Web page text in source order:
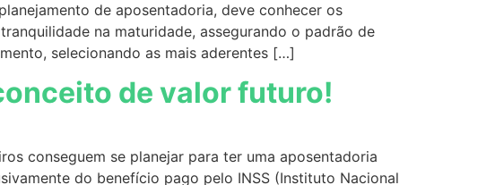
de aposentadoria, deve conhecer os
na maturidade, assegurando o padrão de
selecionando as mais aderentes […]
de valor futuro!
conseguem se planejar para ter uma aposentadoria
do benefício pago pelo INSS (Instituto Nacional